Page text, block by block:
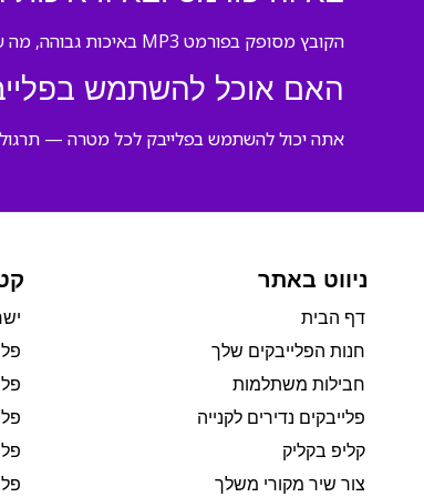
הקובץ מסופק בפורמט MP3 באיכות גבוהה, מה שמאפשר הורדה מיידית והשמעה בכל מכשיר.
האם אוכל להשתמש
אתה יכול להשתמש בפלייבק לכל מטרה — תרגול
ניווט באתר
דף הבית
חנות הפלייבקים שלך
חבילות משתלמות
פלייבקים נדירים לקנייה
קליפ בקליק
צור שיר מקורי משלך